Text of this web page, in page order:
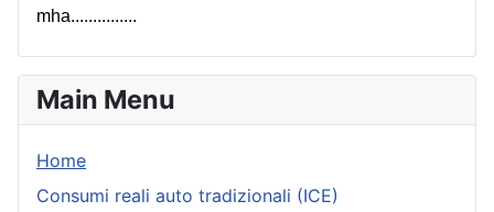
Main Menu
Home
Consumi reali auto tradizionali (ICE)
mha...............